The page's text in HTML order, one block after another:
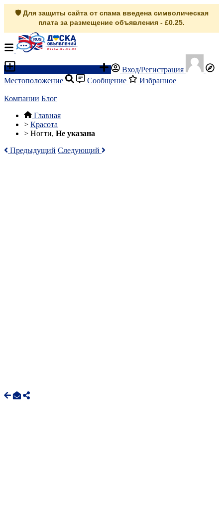
🛡️ Для защиты сайта от спама введена символическая
плата за размещение объявления - £0.25.
Вход/Регистрация
Местоположение
Сообщение Избранное
Компании Блог
Главная
> Красота
> Ногти, Не указана
Предыдущий Следующий